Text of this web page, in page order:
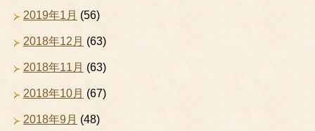
2019年1月 (56)
2018年12月 (63)
2018年11月 (63)
2018年10月 (67)
2018年9月 (48)